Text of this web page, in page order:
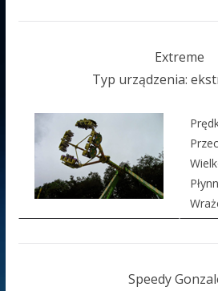
Extreme
Typ urządzenia:
Speedy